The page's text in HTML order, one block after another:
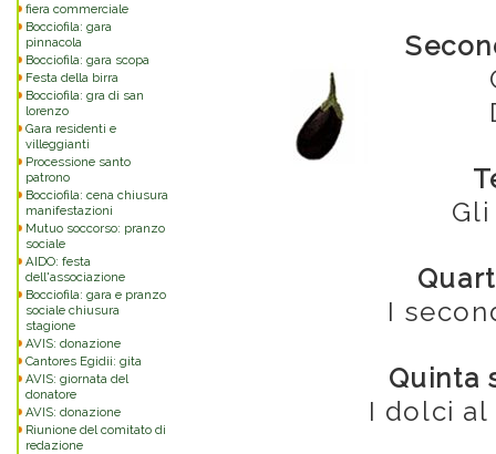
fiera commerciale
Bocciofila: gara
pinnacola
Bocciofila: gara scopa
Festa della birra
Bocciofila: gra di san
lorenzo
Gara residenti e
villeggianti
Processione santo
patrono
Bocciofila: cena chiusura
manifestazioni
Mutuo soccorso: pranzo
sociale
AIDO: festa
dell'associazione
Bocciofila: gara e pranzo
sociale chiusura
stagione
AVIS: donazione
Cantores Egidii: gita
AVIS: giornata del
donatore
AVIS: donazione
Riunione del comitato di
redazione
I
Quinta
I dolci al